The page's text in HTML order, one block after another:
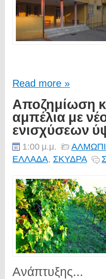
Read more »
Αποζημίωση
αμπέλια με
ενισχύσεων
1:00 μ.μ.
ΕΛΛΑΔΑ, ΣΚΥΔΡΑ
Ανάπτυξης...